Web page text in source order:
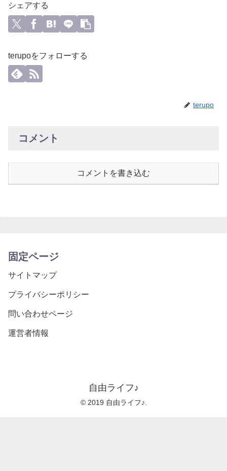
シェアする
terupoをフォローする
terupo
コメント
コメントを書き込む
固定ページ
サイトマップ
プライバシーポリシー
問い合わせページ
運営者情報
自由ライフ♪
© 2019 自由ライフ♪.